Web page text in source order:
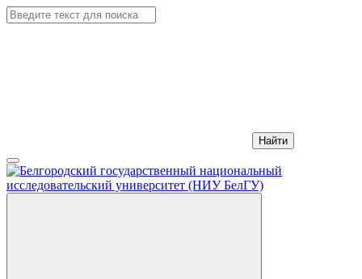
Найти